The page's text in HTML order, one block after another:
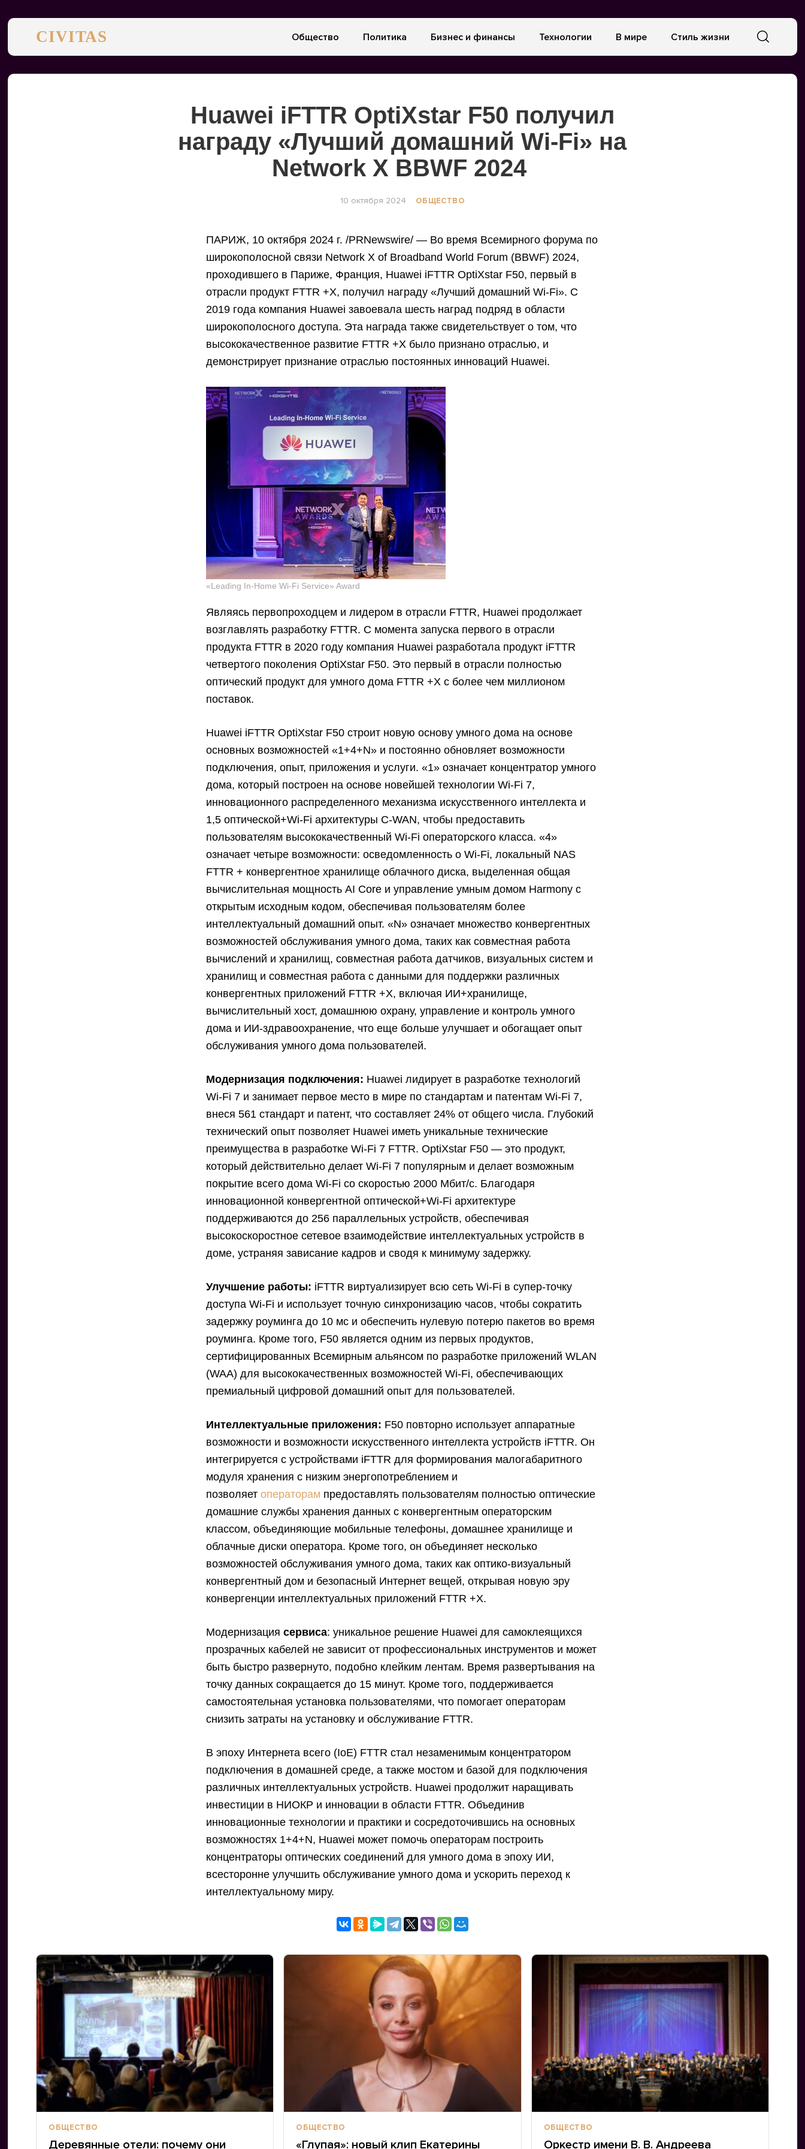
CIVITAS Общество Политика Бизнес и финансы Технологии В мире Стиль жизни
Huawei iFTTR OptiXstar F50 получил
награду «Лучший домашний Wi-Fi» на
Network X BBWF 2024
10 октября 2024 ОБЩЕСТВО
ПАРИЖ, 10 октября 2024 г. /PRNewswire/ — Во время Всемирного форума по
широкополосной связи Network X of Broadband World Forum (BBWF) 2024,
проходившего в Париже, Франция, Huawei iFTTR OptiXstar F50, первый в
отрасли продукт FTTR +X, получил награду «Лучший домашний Wi-Fi». С
2019 года компания Huawei завоевала шесть наград подряд в области
широкополосного доступа. Эта награда также свидетельствует о том, что
высококачественное развитие FTTR +X было признано отраслью, и
демонстрирует признание отраслью постоянных инноваций Huawei.
«Leading In-Home Wi-Fi Service» Award
Являясь первопроходцем и лидером в отрасли FTTR, Huawei продолжает
возглавлять разработку FTTR. С момента запуска первого в отрасли
продукта FTTR в 2020 году компания Huawei разработала продукт iFTTR
четвертого поколения OptiXstar F50. Это первый в отрасли полностью
оптический продукт для умного дома FTTR +X с более чем миллионом
поставок.
Huawei iFTTR OptiXstar F50 строит новую основу умного дома на основе
основных возможностей «1+4+N» и постоянно обновляет возможности
подключения, опыт, приложения и услуги. «1» означает концентратор умного
дома, который построен на основе новейшей технологии Wi-Fi 7,
инновационного распределенного механизма искусственного интеллекта и
1,5 оптической+Wi-Fi архитектуры C-WAN, чтобы предоставить
пользователям высококачественный Wi-Fi операторского класса. «4»
означает четыре возможности: осведомленность о Wi-Fi, локальный NAS
FTTR + конвергентное хранилище облачного диска, выделенная общая
вычислительная мощность AI Core и управление умным домом Harmony с
открытым исходным кодом, обеспечивая пользователям более
интеллектуальный домашний опыт. «N» означает множество конвергентных
возможностей обслуживания умного дома, таких как совместная работа
вычислений и хранилищ, совместная работа датчиков, визуальных систем и
хранилищ и совместная работа с данными для поддержки различных
конвергентных приложений FTTR +X, включая ИИ+хранилище,
вычислительный хост, домашнюю охрану, управление и контроль умного
дома и ИИ-здравоохранение, что еще больше улучшает и обогащает опыт
обслуживания умного дома пользователей.
Модернизация подключения: Huawei лидирует в разработке технологий
Wi-Fi 7 и занимает первое место в мире по стандартам и патентам Wi-Fi 7,
внеся 561 стандарт и патент, что составляет 24% от общего числа. Глубокий
технический опыт позволяет Huawei иметь уникальные технические
преимущества в разработке Wi-Fi 7 FTTR. OptiXstar F50 — это продукт,
который действительно делает Wi-Fi 7 популярным и делает возможным
покрытие всего дома Wi-Fi со скоростью 2000 Мбит/с. Благодаря
инновационной конвергентной оптической+Wi-Fi архитектуре
поддерживаются до 256 параллельных устройств, обеспечивая
высокоскоростное сетевое взаимодействие интеллектуальных устройств в
доме, устраняя зависание кадров и сводя к минимуму задержку.
Улучшение работы: iFTTR виртуализирует всю сеть Wi-Fi в супер-точку
доступа Wi-Fi и использует точную синхронизацию часов, чтобы сократить
задержку роуминга до 10 мс и обеспечить нулевую потерю пакетов во время
роуминга. Кроме того, F50 является одним из первых продуктов,
сертифицированных Всемирным альянсом по разработке приложений WLAN
(WAA) для высококачественных возможностей Wi-Fi, обеспечивающих
премиальный цифровой домашний опыт для пользователей.
Интеллектуальные приложения: F50 повторно использует аппаратные
возможности и возможности искусственного интеллекта устройств iFTTR. Он
интегрируется с устройствами iFTTR для формирования малогабаритного
модуля хранения с низким энергопотреблением и
позволяетоператорам предоставлять пользователям полностью оптические
домашние службы хранения данных с конвергентным операторским
классом, объединяющие мобильные телефоны, домашнее хранилище и
облачные диски оператора. Кроме того, он объединяет несколько
возможностей обслуживания умного дома, таких как оптико-визуальный
конвергентный дом и безопасный Интернет вещей, открывая новую эру
конвергенции интеллектуальных приложений FTTR +X.
Модернизациясервиса: уникальное решение Huawei для самоклеящихся
прозрачных кабелей не зависит от профессиональных инструментов и может
быть быстро развернуто, подобно клейким лентам. Время развертывания на
точку данных сокращается до 15 минут. Кроме того, поддерживается
самостоятельная установка пользователями, что помогает операторам
снизить затраты на установку и обслуживание FTTR.
В эпоху Интернета всего (IoE) FTTR стал незаменимым концентратором
подключения в домашней среде, а также мостом и базой для подключения
различных интеллектуальных устройств. Huawei продолжит наращивать
инвестиции в НИОКР и инновации в области FTTR. Объединив
инновационные технологии и практики и сосредоточившись на основных
возможностях 1+4+N, Huawei может помочь операторам построить
концентраторы оптических соединений для умного дома в эпоху ИИ,
всесторонне улучшить обслуживание умного дома и ускорить переход к
интеллектуальному миру.
ОБЩЕСТВО
Деревянные отели: почему они
ОБЩЕСТВО
«Глупая»: новый клип Екатерины
ОБЩЕСТВО
Оркестр имени В. В. Андреева